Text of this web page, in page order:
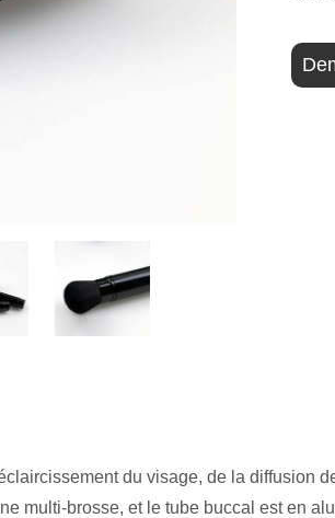
du visage, de la
multi-brosse, et le tube buccal est en